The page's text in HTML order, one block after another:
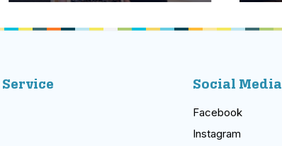
Service Social Media
Facebook
Instagram